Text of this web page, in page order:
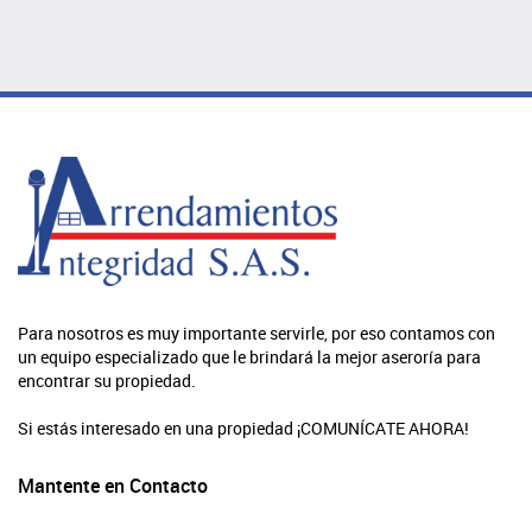
Para nosotros es muy importante servirle, por eso contamos con
un equipo especializado que le brindará la mejor aseroría para
encontrar su propiedad.
Si estás interesado en una propiedad ¡COMUNÍCATE AHORA!
Mantente en Contacto